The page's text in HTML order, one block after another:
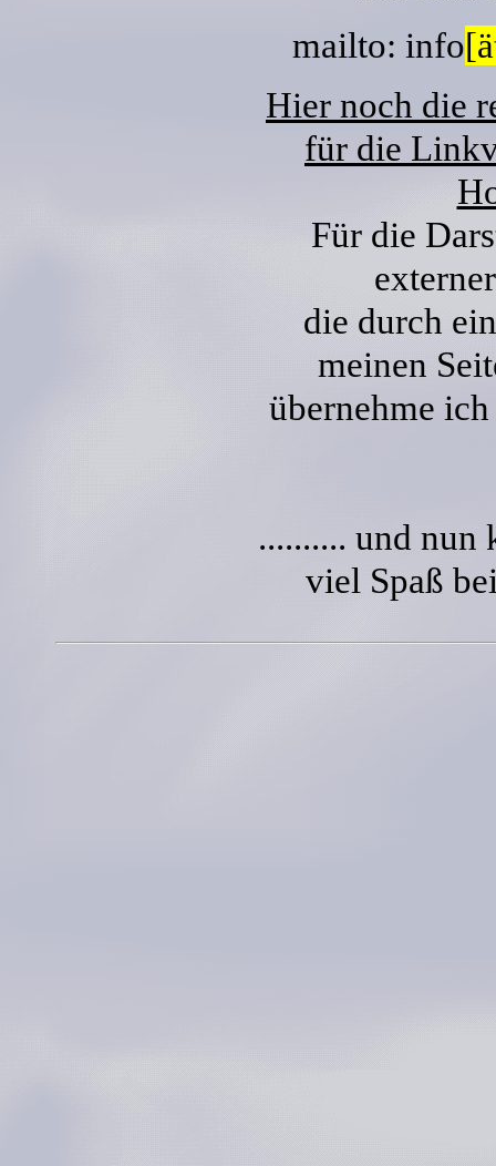
mailto: info
Hier noch die
für die
Für die
die durch
meinen
übernehme
.......... und nun
viel Spaß